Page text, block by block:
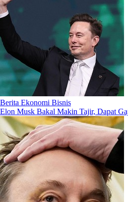
Berita Ekonomi Bisnis
Elon Musk Bakal Makin Tajir, Dapat